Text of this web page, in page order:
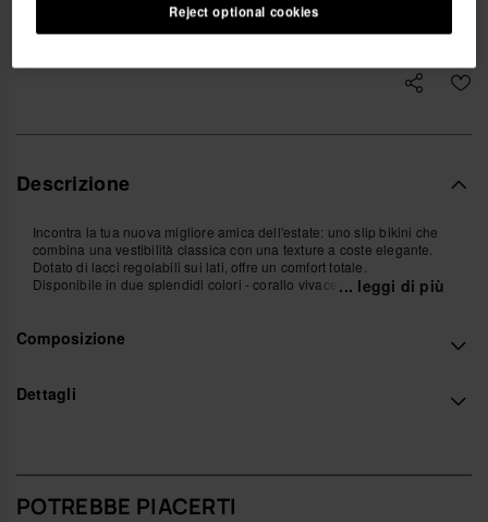
AGGIUNGI AL CARRELLO
Descrizione
Incontra la tua nuova migliore amica dell'estate: uno slip bikini che
combina una vestibilità classica con una texture a coste elegante.
Dotato di lacci regolabili sui lati, offre un comfort totale.
Disponibile in due splendidi colori - corallo vivace e turchese fresco -
Acquista online su www.havaianas-store.com, il negozio ufficiale
Havaianas in Italia, e porta il tuo stile a un livello superiore.
... leggi di più
Composizione
Dettagli
POTREBBE PIACERTI
Reject optional cookies